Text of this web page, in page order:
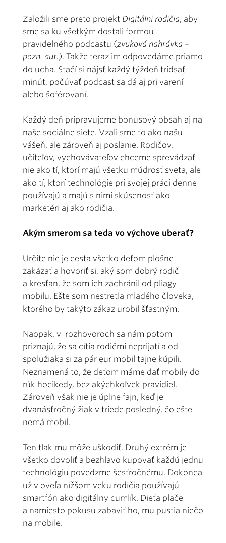
Založili sme preto projekt Digitálni rodičia, aby
sme sa ku všetkým dostali formou
pravidelného podcastu (zvuková nahrávka –
pozn. aut.). Takže teraz im odpovedáme priamo
do ucha. Stačí si nájsť každý týždeň tridsať
minút, počúvať podcast sa dá aj pri varení
alebo šoférovaní.
Každý deň pripravujeme bonusový obsah aj na
naše sociálne siete. Vzali sme to ako našu
vášeň, ale zároveň aj poslanie. Rodičov,
učiteľov, vychovávateľov chceme sprevádzať
nie ako tí, ktorí majú všetku múdrosť sveta, ale
ako tí, ktorí technológie pri svojej práci denne
používajú a majú s nimi skúsenosť ako
marketéri aj ako rodičia.
Akým smerom sa teda vo výchove uberať?
Určite nie je cesta všetko deťom plošne
zakázať a hovoriť si, aký som dobrý rodič
a kresťan, že som ich zachránil od pliagy
mobilu. Ešte som nestretla mladého človeka,
ktorého by takýto zákaz urobil šťastným.
Naopak, v rozhovoroch sa nám potom
priznajú, že sa cítia rodičmi neprijatí a od
spolužiaka si za pár eur mobil tajne kúpili.
Neznamená to, že deťom máme dať mobily do
rúk hocikedy, bez akýchkoľvek pravidiel.
Zároveň však nie je úplne fajn, keď je
dvanásťročný žiak v triede posledný, čo ešte
nemá mobil.
Ten tlak mu môže uškodiť. Druhý extrém je
všetko dovoliť a bezhlavo kupovať každú jednu
technológiu povedzme šesťročnému. Dokonca
už v oveľa nižšom veku rodičia používajú
smartfón ako digitálny cumlík. Dieťa plače
a namiesto pokusu zabaviť ho, mu pustia niečo
na mobile.